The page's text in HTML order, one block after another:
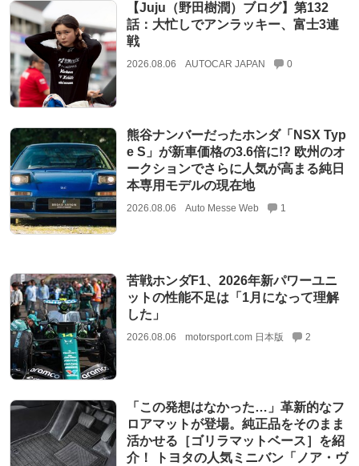
【Juju（野田樹潤）ブログ】第132
話：大忙しでアンラッキー、富士3連
戦
2026.08.06 AUTOCAR JAPAN 0
熊谷ナンバーだったホンダ「NSX Typ
e S」が新車価格の3.6倍に!? 欧州のオ
ークションでさらに人気が高まる純日
本専用モデルの現在地
2026.08.06 Auto Messe Web 1
苦戦ホンダF1、2026年新パワーユニ
ットの性能不足は「1月になって理解
した」
2026.08.06 motorsport.com 日本版 2
「この発想はなかった…」革新的なフ
ロアマットが登場。純正品をそのまま
活かせる［ゴリラマットベース］を紹
介！ トヨタの人気ミニバン「ノア・ヴ